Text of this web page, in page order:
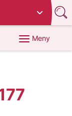
Meny